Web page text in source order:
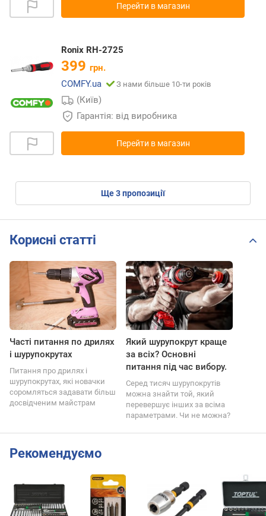
Перейти в магазин
Ronix RH-2725
399 грн.
COMFY.ua
З нами більше 10-ти років
(Київ)
Гарантія: від виробника
Перейти в магазин
ще3пропозиції
Корисні статті
Часті питання по дрилях
і шурупокрутах
Питання про дрилях і
шурупокрутах, які новачки
соромляться задавати більш
досвідченим майстрам
Який шурупокрут краще
за всіх? Основні
питання під час вибору.
Серед тисяч шурупокрутів
можна знайти той, який
перевершує інших за всіма
параметрами. Чи не можна?
Рекомендуємо